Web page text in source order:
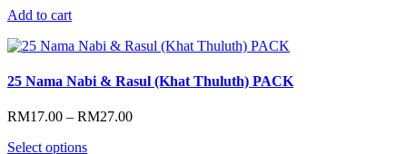
Add to cart
25 Nama Nabi & Rasul (Khat Thuluth) PACK
RM17.00 – RM27.00Price
Select options